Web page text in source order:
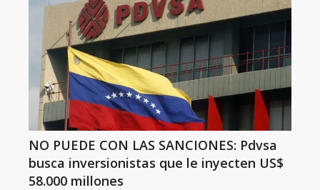
NO PUEDE CON LAS SANCIONES: Pdvsa
busca inversionistas que le inyecten US$
58.000 millones